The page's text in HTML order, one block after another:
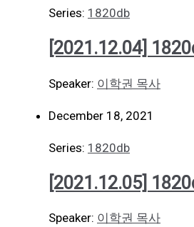
Series: 1820db
[2021.12.04]
Speaker: 이학권 목사
December 18, 2021
Series: 1820db
[2021.12.05]
Speaker: 이학권 목사